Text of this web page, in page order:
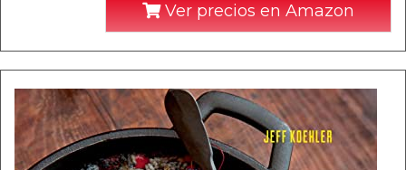
Ver precios en Amazon